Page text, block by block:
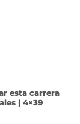
esta carrera
| 4×39